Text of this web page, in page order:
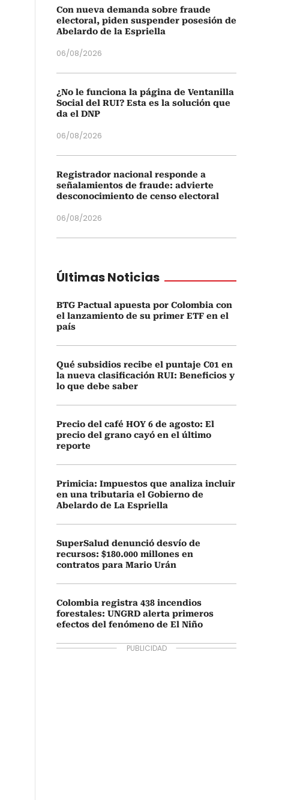
Con nueva demanda sobre fraude
electoral, piden suspender posesión de
Abelardo de la Espriella
06/08/2026
¿No le funciona la página de Ventanilla
Social del RUI? Esta es la solución que
da el DNP
06/08/2026
Registrador nacional responde a
señalamientos de fraude: advierte
desconocimiento de censo electoral
06/08/2026
Últimas Noticias
BTG Pactual apuesta por Colombia con
el lanzamiento de su primer ETF en el
país
Qué subsidios recibe el puntaje C01 en
la nueva clasificación RUI: Beneficios y
lo que debe saber
Precio del café HOY 6 de agosto: El
precio del grano cayó en el último
reporte
Primicia: Impuestos que analiza incluir
en una tributaria el Gobierno de
Abelardo de La Espriella
SuperSalud denunció desvío de
recursos: $180.000 millones en
contratos para Mario Urán
Colombia registra 438 incendios
forestales: UNGRD alerta primeros
efectos del fenómeno de El Niño